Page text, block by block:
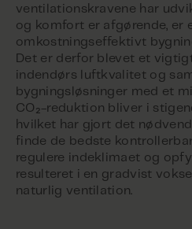
ventilationskravene har
og komfort er afgørende, er
omkostningseffektivt
Det er derfor blevet et
indendørs luftkvalitet og
bygningsløsninger med et
CO₂-reduktion bliver i
hvilket har gjort det
finde de bedste
regulere indeklimaet og
resulteret i en gradvist
naturlig ventilation.